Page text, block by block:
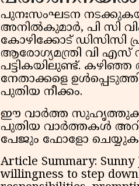
പുനഃസംഘടന
അനിൽകുമാർ, പി സി
കോഴിക്കോട് ഡിസിസി
ആരോഗ്യമന്ത്രി വി
പട്ടികയിലുണ്ട്.
നേതാക്കളെ
പുതിയ നീക്കം.
ഈ വാർത്ത
പുതിയ വാർത്തകൾ
പേജും ഫോളോ
Article Summary: Sunny
willingness to step